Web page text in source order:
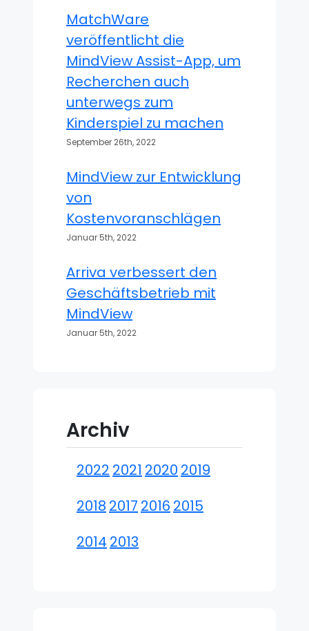
MatchWare
veröffentlicht die
MindView Assist-App, um
Recherchen auch
unterwegs zum
Kinderspiel zu machen
September 26th, 2022
MindView zur Entwicklung
von
Kostenvoranschlägen
Januar 5th, 2022
Arriva verbessert den
Geschäftsbetrieb mit
MindView
Januar 5th, 2022
Archiv
2022 2021 2020 2019
2018 2017 2016 2015
2014 2013